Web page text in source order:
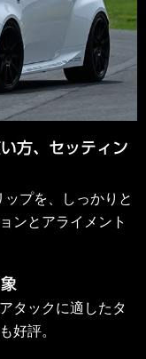
方、セッティン
プを、しっかりと
ンとアライメント
タックに適したタ
好評。